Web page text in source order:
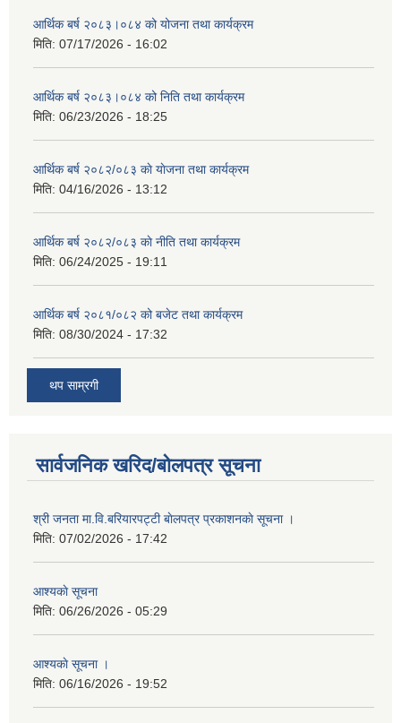
आर्थिक बर्ष २०८३।०८४ को योजना तथा कार्यक्रम
मिति: 07/17/2026 - 16:02
आर्थिक बर्ष २०८३।०८४ को निति तथा कार्यक्रम
मिति: 06/23/2026 - 18:25
आर्थिक बर्ष २०८२/०८३ काे याेजना तथा कार्यक्रम
मिति: 04/16/2026 - 13:12
आर्थिक बर्ष २०८२/०८३ काे नीति तथा कार्यक्रम
मिति: 06/24/2025 - 19:11
आर्थिक बर्ष २०८१/०८२ को बजेट तथा कार्यक्रम
मिति: 08/30/2024 - 17:32
थप साम्रगी
सार्वजनिक खरिद/बोलपत्र सूचना
श्री जनता मा.वि.बरियारपट्टी बाेलपत्र प्रकाशनकाे सूचना ।
मिति: 07/02/2026 - 17:42
आश्यकाे सूचना
मिति: 06/26/2026 - 05:29
आश्यकाे सूचना ।
मिति: 06/16/2026 - 19:52